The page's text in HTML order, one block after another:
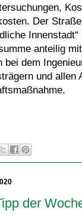
Der
anteilig
bei dem
und allen
der